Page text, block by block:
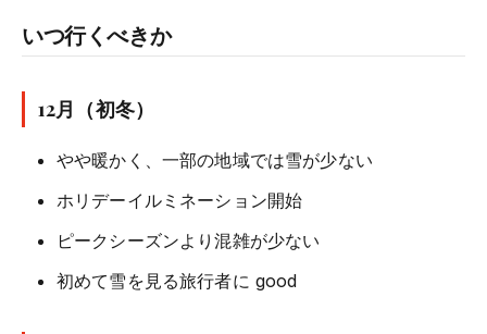
いつ行くべきか
12月（初冬）
やや暖かく、一部の地域では雪が少ない
ホリデーイルミネーション開始
ピークシーズンより混雑が少ない
初めて雪を見る旅行者に good